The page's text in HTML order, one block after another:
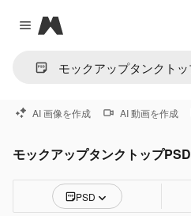
Close menu
Magnific
AI 画像を作成 AI 動画を作成
モックアップタンクトップPSD
PSD